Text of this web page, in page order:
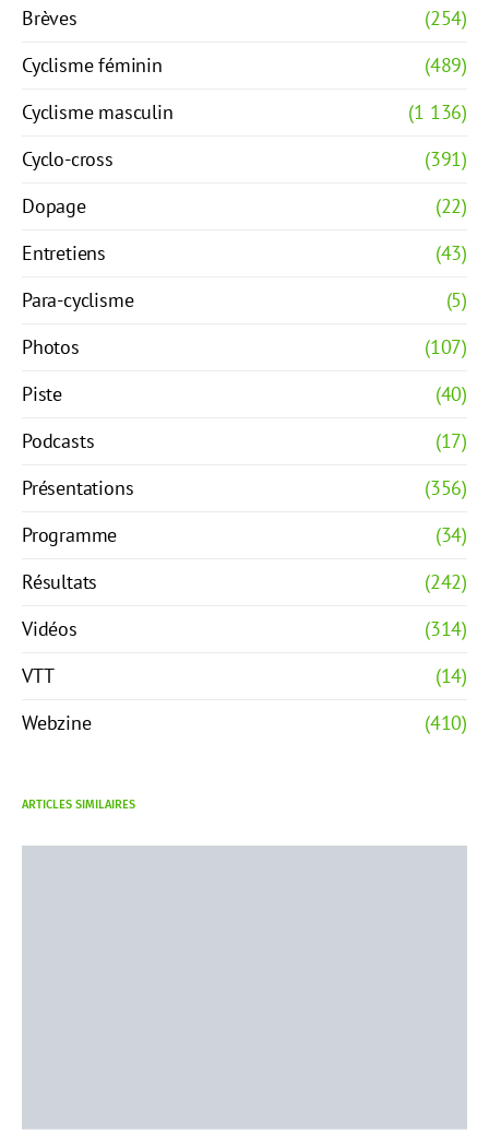
Brèves
(254)
Cyclisme féminin
(489)
Cyclisme masculin
(1 136)
Cyclo-cross
(391)
Dopage
(22)
Entretiens
(43)
Para-cyclisme
(5)
Photos
(107)
Piste
(40)
Podcasts
(17)
Présentations
(356)
Programme
(34)
Résultats
(242)
Vidéos
(314)
VTT
(14)
Webzine
(410)
ARTICLES SIMILAIRES